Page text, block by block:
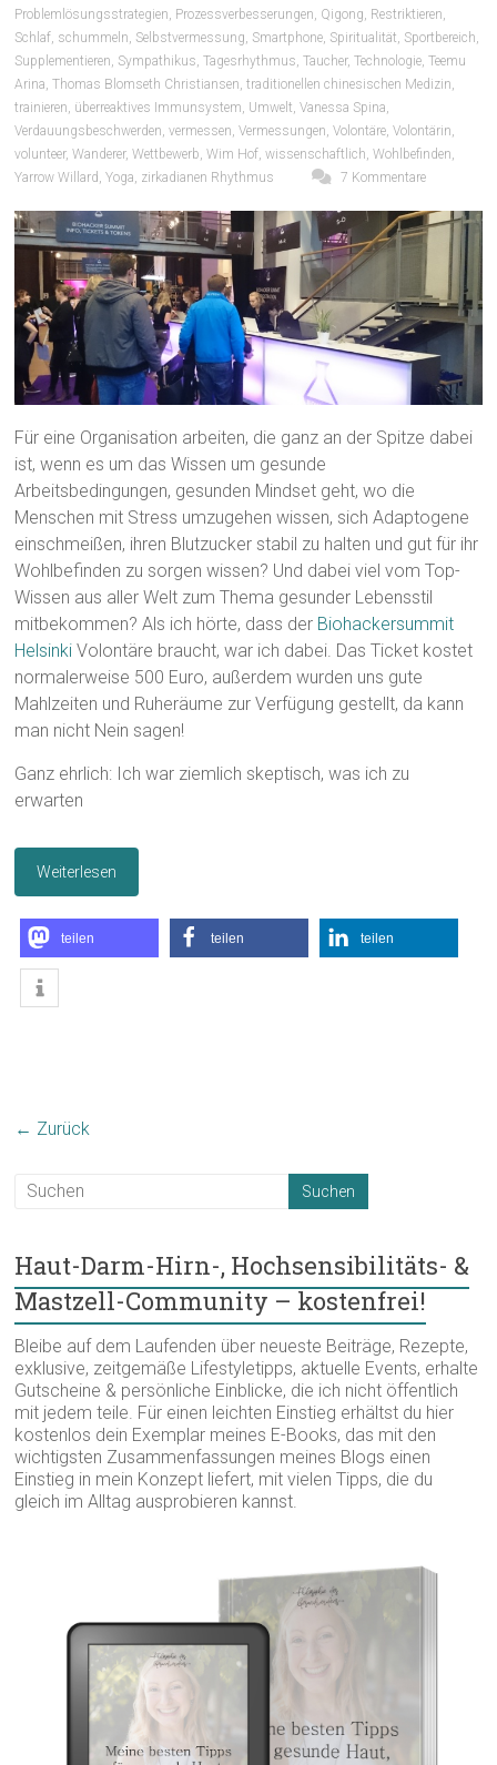
Problemlösungsstrategien Prozessverbesserungen Qigong Restriktieren
Schlaf schummeln Selbstvermessung Smartphone Spiritualität Sportbereich
Supplementieren Sympathikus ,Tagesrhythmus ,Taucher,Technologie ,Teemu
Arina ,Thomas Blomseth Christiansen ,traditionellen chinesischen Medizin
trainieren überreaktives Immunsystem Umwelt ,Vanessa Spina
Verdauungsbeschwerden ,vermessen ,Vermessungen ,Volontäre ,Volontärin
volunteer,Wanderer,Wettbewerb ,Wim Hof ,wissenschaftlich ,Wohlbefinden
Yarrow Willard ,Yoga zirkadianen Rhythmus 7 Kommentare
Für eine Organisation arbeiten, die ganz an der Spitze dabei
ist, wenn es um das Wissen um gesunde
Arbeitsbedingungen, gesunden Mindset geht, wo die
Menschen mit Stress umzugehen wissen, sich Adaptogene
einschmeißen, ihren Blutzucker stabil zu halten und gut für ihr
Wohlbefinden zu sorgen wissen? Und dabei viel vom Top-
Wissen aus aller Welt zum Thema gesunder Lebensstil
mitbekommen? Als ich hörte, dass der Biohackersummit
Helsinki Volontäre braucht, war ich dabei. Das Ticket kostet
normalerweise 500 Euro, außerdem wurden uns gute
Mahlzeiten und Ruheräume zur Verfügung gestellt, da kann
man nicht Nein sagen!
Ganz ehrlich: Ich war ziemlich skeptisch, was ich zu
erwarten
Weiterlesen
teilen teilen teilen
← Zurück
Haut-Darm-Hirn-, Hochsensibilitäts- &
Mastzell-Community – kostenfrei!
Bleibe auf dem Laufenden über neueste Beiträge, Rezepte,
exklusive, zeitgemäße Lifestyletipps, aktuelle Events, erhalte
Gutscheine & persönliche Einblicke, die ich nicht öffentlich
mit jedem teile. Für einen leichten Einstieg erhältst du hier
kostenlos dein Exemplar meines E-Books, das mit den
wichtigsten Zusammenfassungen meines Blogs einen
Einstieg in mein Konzept liefert, mit vielen Tipps, die du
gleich im Alltag ausprobieren kannst.